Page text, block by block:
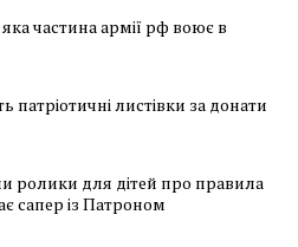
частина армії рф воює в
патріотичні листівки за донати
ролики для дітей про правила
сапер із Патроном